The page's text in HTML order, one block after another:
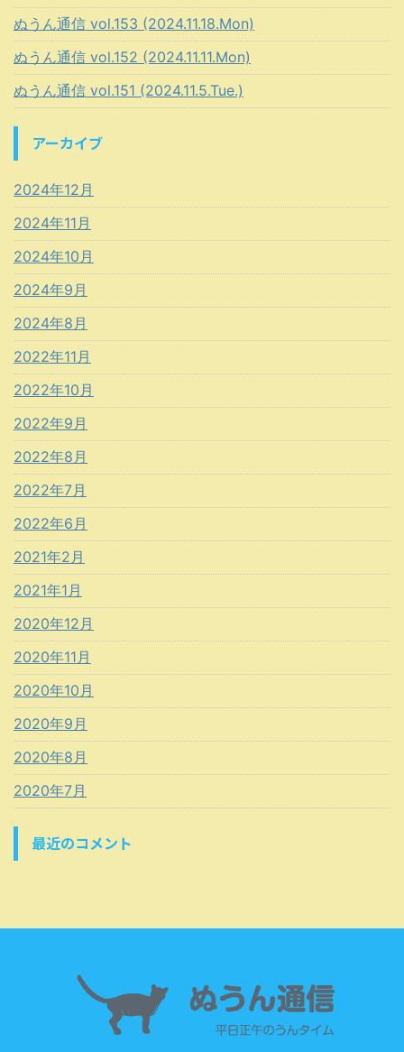
ぬうん通信 vol.153 (2024.11.18.Mon)
ぬうん通信 vol.152 (2024.11.11.Mon)
ぬうん通信 vol.151 (2024.11.5.Tue.)
アーカイブ
2024年12月
2024年11月
2024年10月
2024年9月
2024年8月
2022年11月
2022年10月
2022年9月
2022年8月
2022年7月
2022年6月
2021年2月
2021年1月
2020年12月
2020年11月
2020年10月
2020年9月
2020年8月
2020年7月
最近のコメント